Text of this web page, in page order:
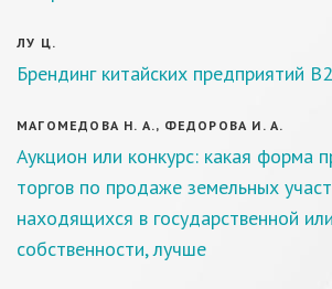
ЛУ Ц.
Брендинг китайских предприятий
МАГОМЕДОВА Н. А., ФЕДОРОВА И. А.
Аукцион или конкурс: какая форма
торгов по продаже земельных
находящихся в государственной
собственности, лучше